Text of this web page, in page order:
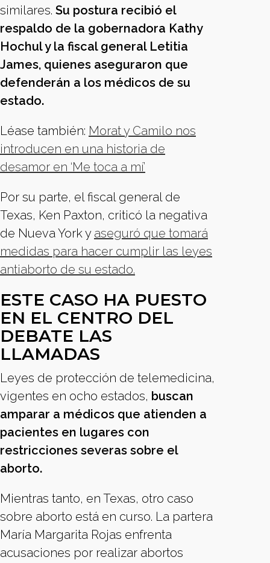
similares. Su postura recibió el
respaldo de la gobernadora Kathy
Hochul y la fiscal general Letitia
James, quienes aseguraron que
defenderán a los médicos de su
estado.
Léase también: Morat y Camilo nos
introducen en una historia de
desamor en ‘Me toca a mí’
Por su parte, el fiscal general de
Texas, Ken Paxton, criticó la negativa
de Nueva York y aseguró que tomará
medidas para hacer cumplir las leyes
antiaborto de su estado.
ESTE CASO HA PUESTO
EN EL CENTRO DEL
DEBATE LAS
LLAMADAS
Leyes de protección de telemedicina,
vigentes en ocho estados, buscan
amparar a médicos que atienden a
pacientes en lugares con
restricciones severas sobre el
aborto.
Mientras tanto, en Texas, otro caso
sobre aborto está en curso. La partera
María Margarita Rojas enfrenta
acusaciones por realizar abortos